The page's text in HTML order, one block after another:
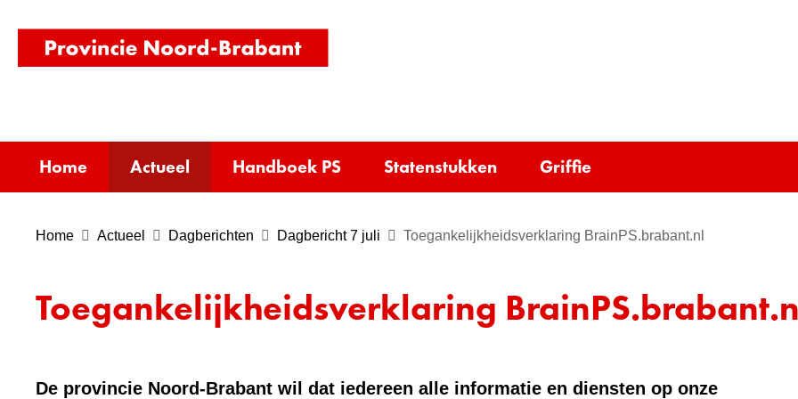
homepage)
Home Actueel Handboek PS Statenstukken Griffie
Home Actueel Dagberichten Dagbericht 7 juli Toegankelijkheidsverklaring BrainPS.brabant.nl
Toegankelijkheidsverklaring
De provincie Noord-Brabant wil dat iedereen alle informatie en diensten op onze